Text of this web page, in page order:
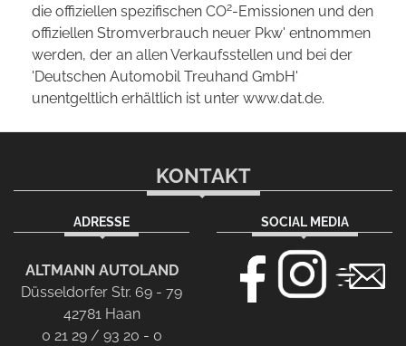
die offiziellen spezifischen CO2-Emissionen und den
offiziellen Stromverbrauch neuer Pkw' entnommen
werden, der an allen Verkaufsstellen und bei der
'Deutschen Automobil Treuhand GmbH'
unentgeltlich erhältlich ist unter www.dat.de.
KONTAKT
ADRESSE
ALTMANN AUTOLAND
Düsseldorfer Str. 69 - 79
42781 Haan
0 21 29 / 93 20 - 0
SOCIAL MEDIA